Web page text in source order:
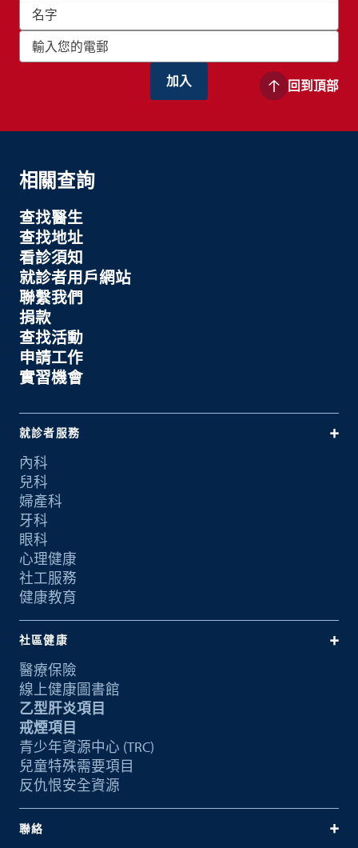
回到頂部
相關查詢
查找醫生
查找地址
看診須知
就診者用戶網站
聯繫我們
捐款
查找活動
申請工作
實習機會
就診者服務
內科
兒科
婦產科
牙科
眼科
心理健康
社工服務
健康教育
社區健康
醫療保險
線上健康圖書館
乙型肝炎項目
戒煙項目
青少年資源中心 (TRC)
兒童特殊需要項目
反仇恨安全資源
聯絡